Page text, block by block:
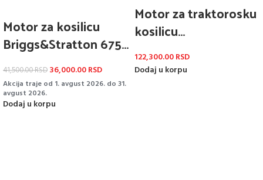
Motor za kosilicu
Briggs&Stratton 675
EXI OHV 25x80mm
41,500.00RSD 36,000.00RSD
Akcija traje od 1. avgust 2026. do 31.
avgust 2026.
Dodaj u korpu
Motor za traktorosku
kosilicu
Briggs&Stratton
Intek 3130E
122,300.00RSD
Dodaj u korpu